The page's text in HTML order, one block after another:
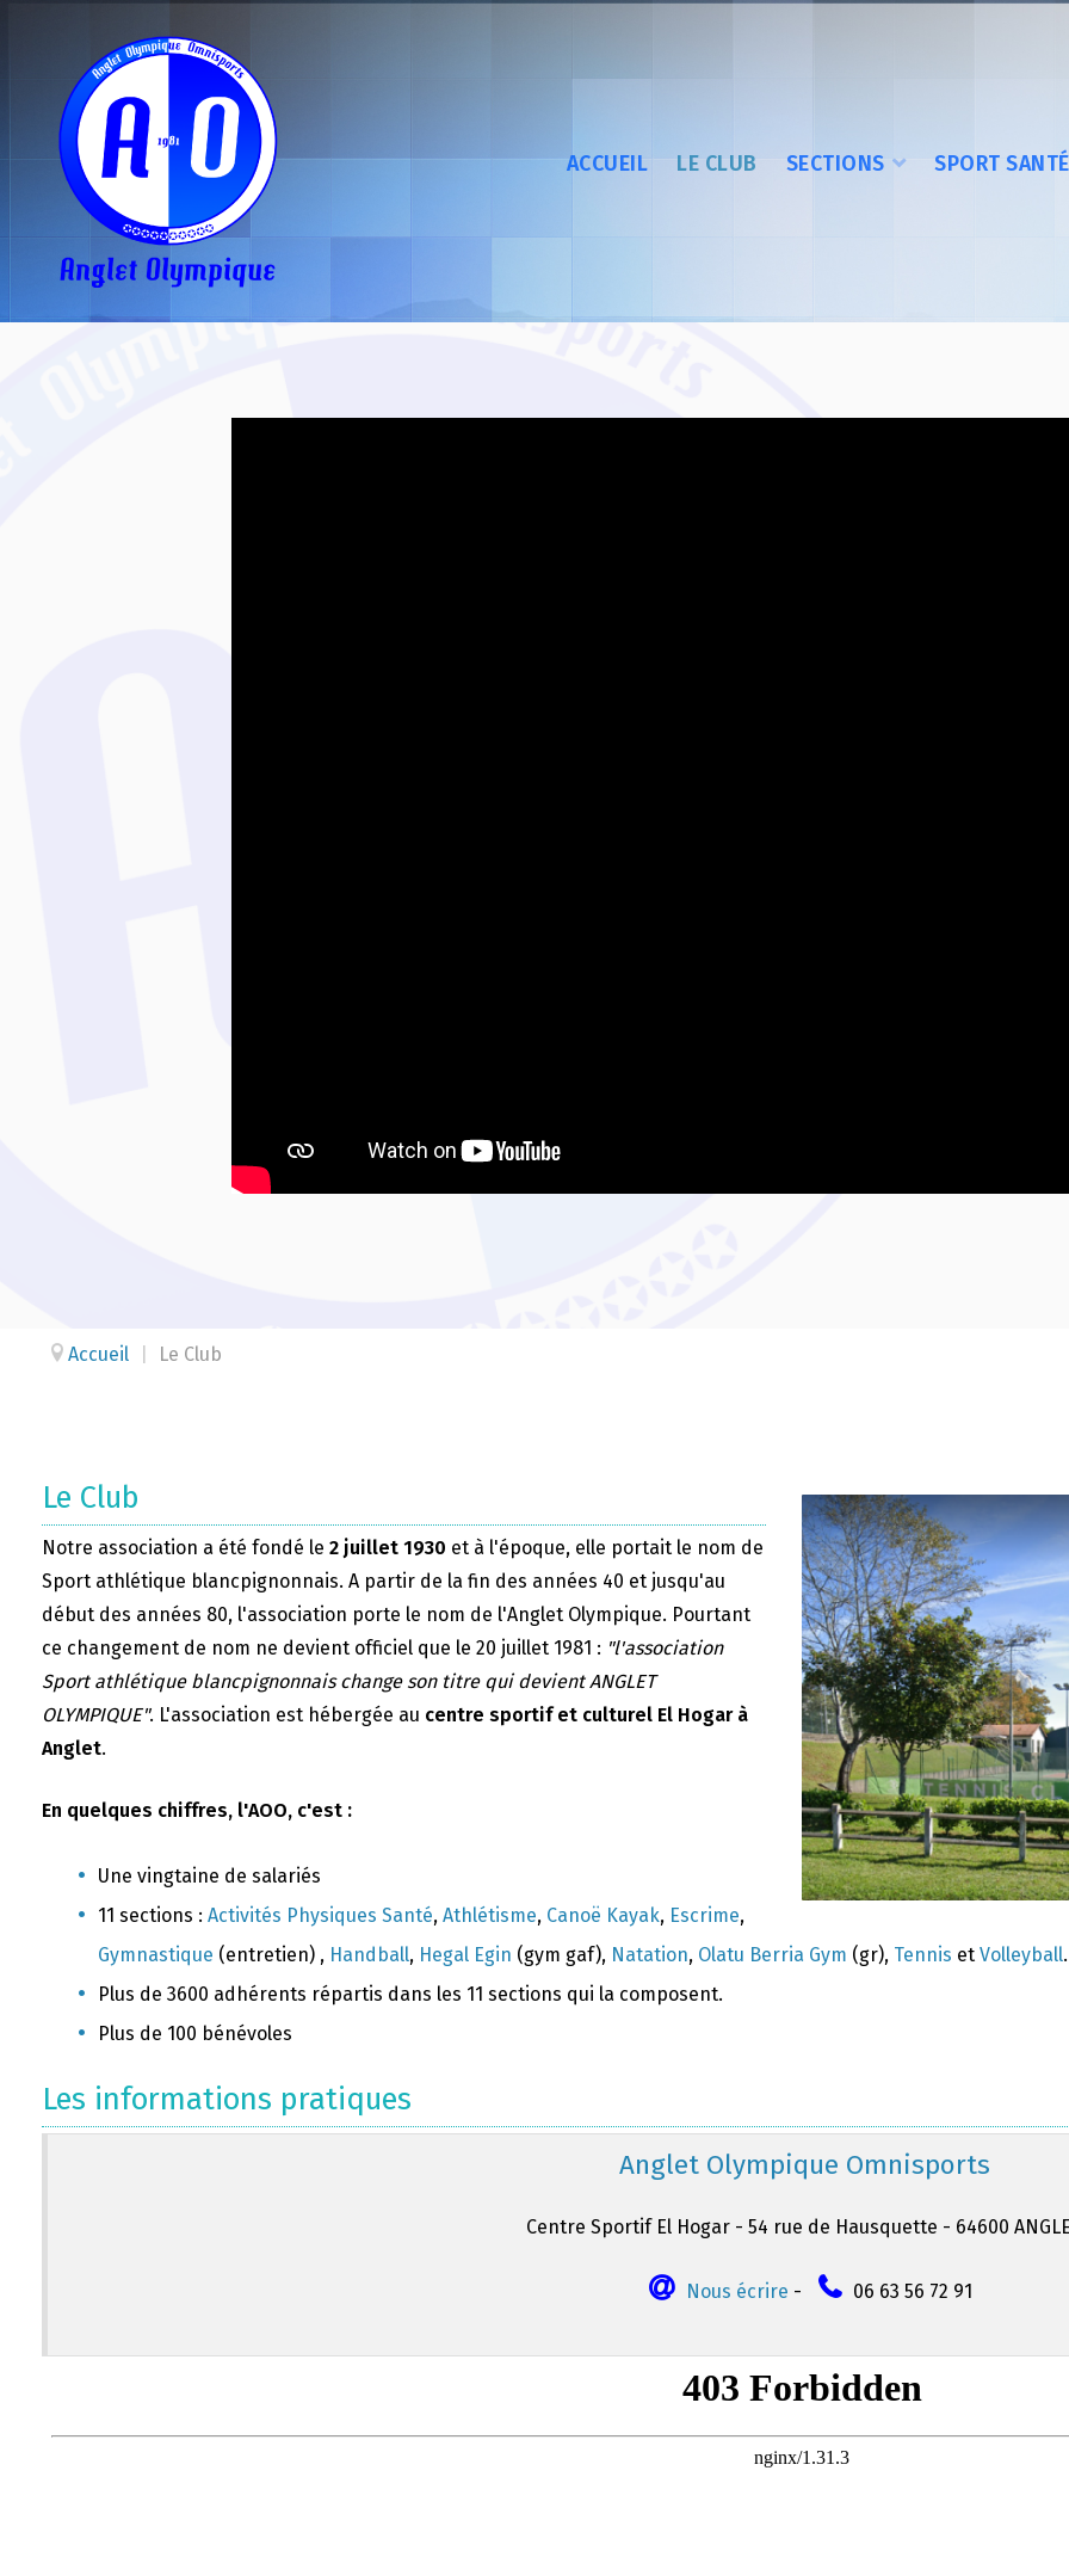
ACCUEIL LE CLUB SECTIONS SPORT SANTÉ
Accueil Le Club
Le Club
Notre association a été fondé le 2 juillet 1930 et à l'époque, elle portait le nom de
Sport athlétique blancpignonnais. A partir de la fin des années 40 et jusqu'au
début des années 80, l'association porte le nom de l'Anglet Olympique. Pourtant
ce changement de nom ne devient officiel que le 20 juillet 1981 : "l'association
Sport athlétique blancpignonnais change son titre qui devient ANGLET
OLYMPIQUE". L'association est hébergée au centre sportif et culturel El Hogar à
Anglet.
En quelques chiffres, l'AOO, c'est :
Une vingtaine de salariés
11 sections : Activités Physiques Santé, Athlétisme, Canoë Kayak, Escrime,
Gymnastique (entretien) , Handball, Hegal Egin (gym gaf), Natation, Olatu Berria Gym (gr), Tennis et Volleyball.
Plus de 3600 adhérents répartis dans les 11 sections qui la composent.
Plus de 100 bénévoles
Les informations pratiques
Anglet Olympique Omnisports
Centre Sportif El Hogar - 54 rue de Hausquette - 64600
Nous écrire - 06 63 56 72 91